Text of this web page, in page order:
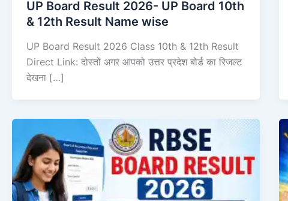
UP Board Result 2026- UP Board 10th
& 12th Result Name wise
UP Board Result 2026 Class 10th & 12th Result
Direct Link: दोस्तों अगर आपको उत्तर प्रदेश बोर्ड का रिजल्ट
देखना […]